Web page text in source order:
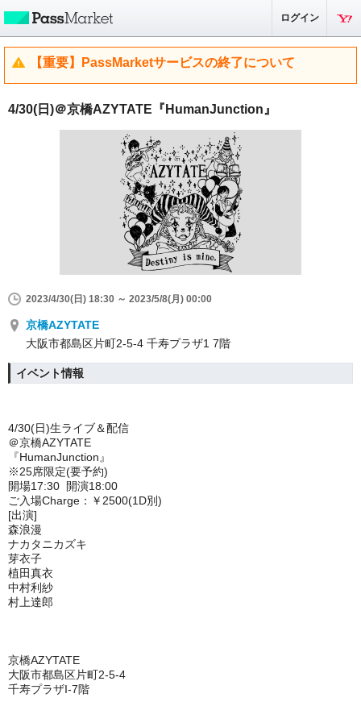
ログイン
【重要】PassMarketサービスの終了について
4/30(日)＠京橋AZYTATE『HumanJunction』
2023/4/30(日) 18:30 ～ 2023/5/8(月) 00:00
京橋AZYTATE
大阪市都島区片町2-5-4 千寿プラザ1 7階
イベント情報
4/30(日)生ライブ＆配信
＠京橋AZYTATE
『HumanJunction』
※25席限定(要予約)
開場17:30 開演18:00
ご入場Charge：￥2500(1D別)
[出演]
森浪漫
ナカタニカズキ
芽衣子
植田真衣
中村利紗
村上達郎
京橋AZYTATE
大阪市都島区片町2-5-4
千寿プラザI-7階